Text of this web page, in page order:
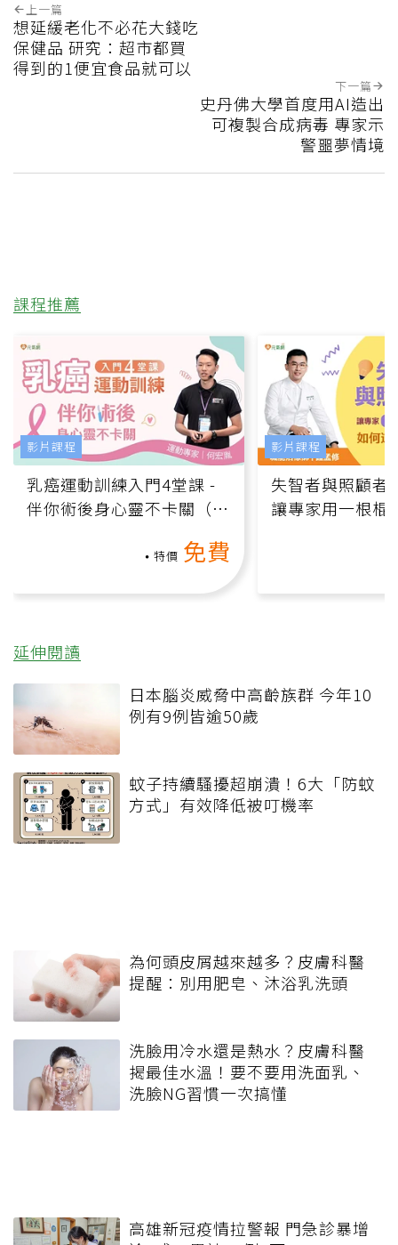
上一篇
想延緩老化不必花大錢吃
保健品 研究：超市都買
得到的1便宜食品就可以
下一篇
史丹佛大學首度用AI造出
可複製合成病毒 專家示
警噩夢情境
課程推薦
乳癌運動訓練入門4堂課 -
伴你術後身心靈不卡關（線
特價 免費
影片課程
失智者與照顧者
讓專家用一根棍
影片課程
延伸閱讀
日本腦炎威脅中高齡族群 今年10
例有9例皆逾50歲
蚊子持續騷擾超崩潰！6大「防蚊
方式」有效降低被叮機率
為何頭皮屑越來越多？皮膚科醫
提醒：別用肥皂、沐浴乳洗頭
洗臉用冷水還是熱水？皮膚科醫
揭最佳水溫！要不要用洗面乳、
洗臉NG習慣一次搞懂
高雄新冠疫情拉警報 門急診暴增